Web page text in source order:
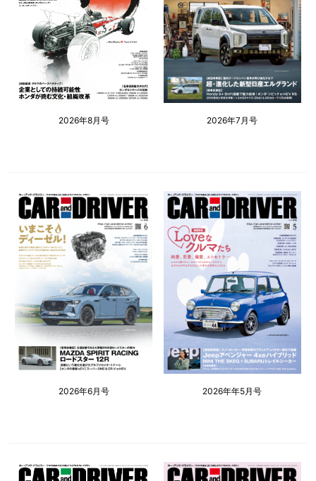
2026年8月号 2026年7月号
2026年6月号 2026年年5月号